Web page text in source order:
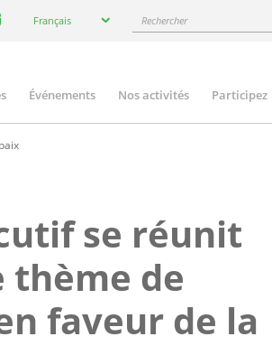
your
Français Rechercher
Événements Nos activités Participez
se réunit
thème de
faveur de la